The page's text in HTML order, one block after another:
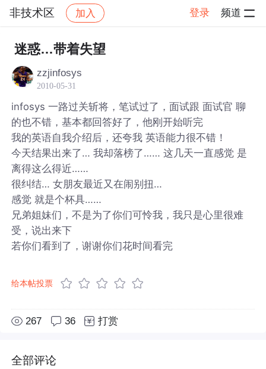
非技术区 加入 登录 频道
社区 非技术区
迷惑…带着失望
zzjinfosys
2010-05-31
infosys 一路过关斩将，笔试过了，面试跟 面试官 聊
的也不错，基本都回答好了，他刚开始听完
我的英语自我介绍后，还夸我 英语能力很不错！
今天结果出来了… 我却落榜了…… 这几天一直感觉 是
离得这么得近……
很纠结… 女朋友最近又在闹别扭…
感觉 就是个杯具……
兄弟姐妹们，不是为了你们可怜我，我只是心里很难
受，说出来下
若你们看到了，谢谢你们花时间看完
给本帖投票
267 36 打赏
全部评论